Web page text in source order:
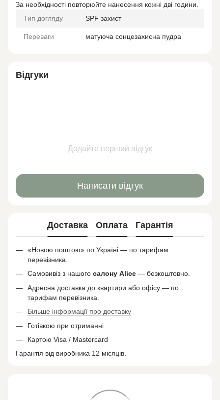
За необхідності повторюйте нанесення кожні дві години.
Тип догляду
SPF захист
Переваги матуюча сонцезахисна пудра
Відгуки
Додайте перший відгук
Написати відгук
Доставка Оплата Гарантія
«Новою поштою» по Україні — по тарифам
перевізника.
Самовивіз з нашого салону Alice — безкоштовно.
Адресна доставка до квартири або офісу — по
тарифам перевізника.
Більше інформації про доставку
Готівкою при отриманні
Картою Visa / Mastercard
Гарантія від виробника 12 місяців.